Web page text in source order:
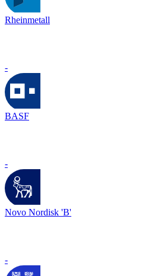
Rheinmetall
-
BASF
-
Novo Nordisk 'B'
-